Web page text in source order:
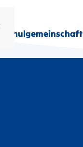
Schulgemeinschaft